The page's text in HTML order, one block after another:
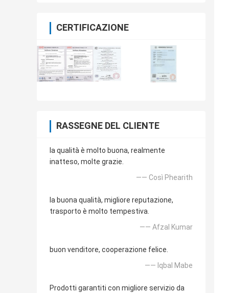
CERTIFICAZIONE
RASSEGNE DEL CLIENTE
la qualità è molto buona, realmente
inatteso, molte grazie.
—— Così Phearith
la buona qualità, migliore reputazione,
trasporto è molto tempestiva.
—— Afzal Kumar
buon venditore, cooperazione felice.
—— Iqbal Mabe
Prodotti garantiti con migliore servizio da